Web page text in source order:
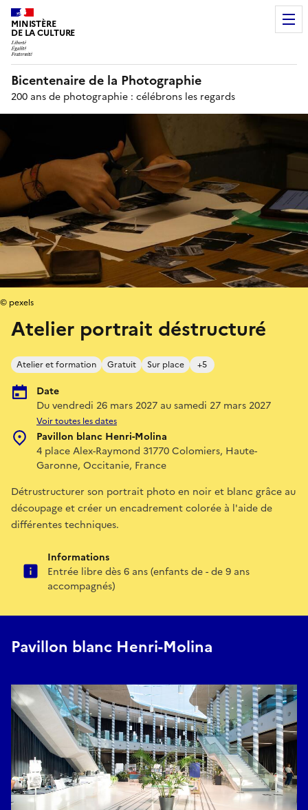
MINISTÈRE
DE LA CULTURE
Bicentenaire de la Photographie
200 ans de photographie : célébrons les regards
Atelier portrait déstructuré
Atelier et formation Gratuit Sur place +5
Date
Du vendredi 26 mars 2027 au samedi 27 mars 2027
Voir toutes les dates
Pavillon blanc Henri-Molina
4 place Alex-Raymond 31770 Colomiers, Haute-
Garonne, Occitanie, France
© pexels
Détrustructurer son portrait photo en noir et blanc grâce au
découpage et créer un encadrement colorée à l'aide de
différentes techniques.
Informations
Entrée libre dès 6 ans (enfants de - de 9 ans
accompagnés)
Pavillon blanc Henri-Molina